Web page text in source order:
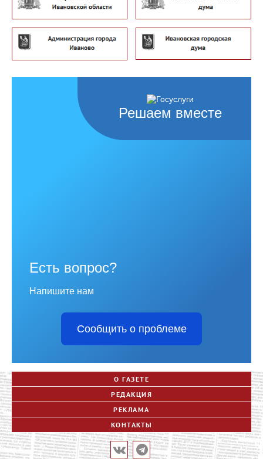
Решаем вместе
Есть вопрос?
Напишите нам
Сообщить о проблеме
О ГАЗЕТЕ
РЕДАКЦИЯ
РЕКЛАМА
КОНТАКТЫ